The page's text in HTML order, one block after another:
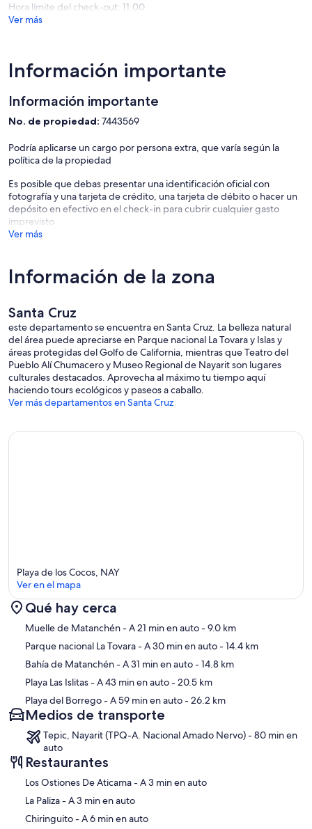
Hora límite del check-out: 11:00
Ver más
Información importante
Información importante
No. de propiedad: 7443569
Podría aplicarse un cargo por persona extra, que varía según la
política de la propiedad
Es posible que debas presentar una identificación oficial con
fotografía y una tarjeta de crédito, una tarjeta de débito o hacer un
depósito en efectivo en el check-in para cubrir cualquier gasto
imprevisto
Ver más
Información de la zona
Santa Cruz
este departamento se encuentra en Santa Cruz. La belleza natural
del área puede apreciarse en Parque nacional La Tovara y Islas y
áreas protegidas del Golfo de California, mientras que Teatro del
Pueblo Alí Chumacero y Museo Regional de Nayarit son lugares
culturales destacados. Aprovecha al máximo tu tiempo aquí
haciendo tours ecológicos y paseos a caballo.
Ver más departamentos en Santa Cruz
Sección del mapa
Playa de los Cocos, NAY
Ver en el mapa
Qué hay cerca
Muelle de Matanchén- A 21 min en auto- 9.0 km
Parque nacional La Tovara- A 30 min en auto- 14.4 km
Bahía de Matanchén- A 31 min en auto- 14.8 km
Playa Las Islitas- A 43 min en auto- 20.5 km
Playa del Borrego- A 59 min en auto- 26.2 km
Medios de transporte
Tepic, Nayarit (TPQ-A. Nacional Amado Nervo) - 80 min en
auto
Restaurantes
‪Los Ostiones De Aticama - ‬A 3 min en auto
‪La Paliza - ‬A 3 min en auto
‪Chiringuito - ‬A 6 min en auto